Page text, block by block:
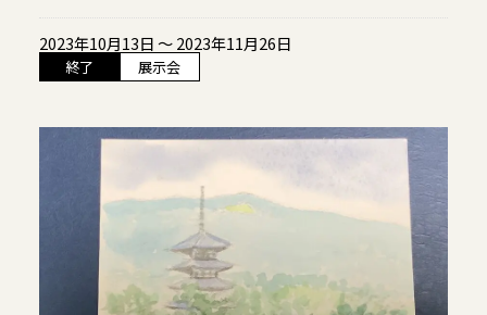
当館について
メディア実績
活動実績
お知らせ
ブログ
2023年10月13日 ～ 2023年11月26日
終了 展示会